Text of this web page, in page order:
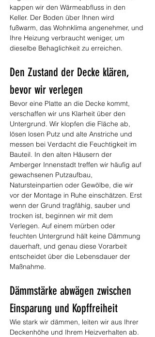
kappen wir den Wärmeabfluss in den
Keller. Der Boden über Ihnen wird
fußwarm, das Wohnklima angenehmer, und
Ihre Heizung verbraucht weniger, um
dieselbe Behaglichkeit zu erreichen.
Den Zustand der Decke klären,
bevor wir verlegen
Bevor eine Platte an die Decke kommt,
verschaffen wir uns Klarheit über den
Untergrund. Wir klopfen die Fläche ab,
lösen losen Putz und alte Anstriche und
messen bei Verdacht die Feuchtigkeit im
Bauteil. In den alten Häusern der
Amberger Innenstadt treffen wir häufig auf
gewachsenen Putzaufbau,
Natursteinpartien oder Gewölbe, die wir
vor der Montage in Ruhe einschätzen. Erst
wenn der Grund tragfähig, sauber und
trocken ist, beginnen wir mit dem
Verlegen. Auf einem mürben oder
feuchten Untergrund hält keine Dämmung
dauerhaft, und genau diese Vorarbeit
entscheidet über die Lebensdauer der
Maßnahme.
Dämmstärke abwägen zwischen
Einsparung und Kopffreiheit
Wie stark wir dämmen, leiten wir aus Ihrer
Deckenhöhe und Ihrem Heizverhalten ab.